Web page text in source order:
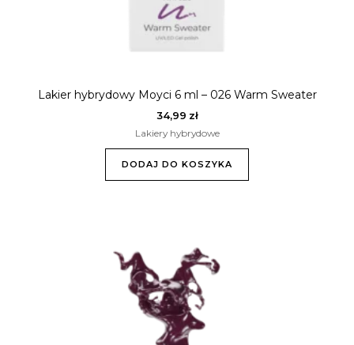
Lakier hybrydowy Moyci 6 ml – 026 Warm Sweater
34,99 zł
Lakiery hybrydowe
DODAJ DO KOSZYKA